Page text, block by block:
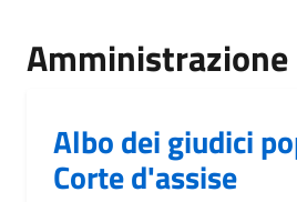
Amministrazione
Albo dei giudici
Corte d'assise